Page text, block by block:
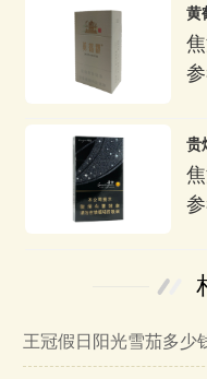
黄
贵